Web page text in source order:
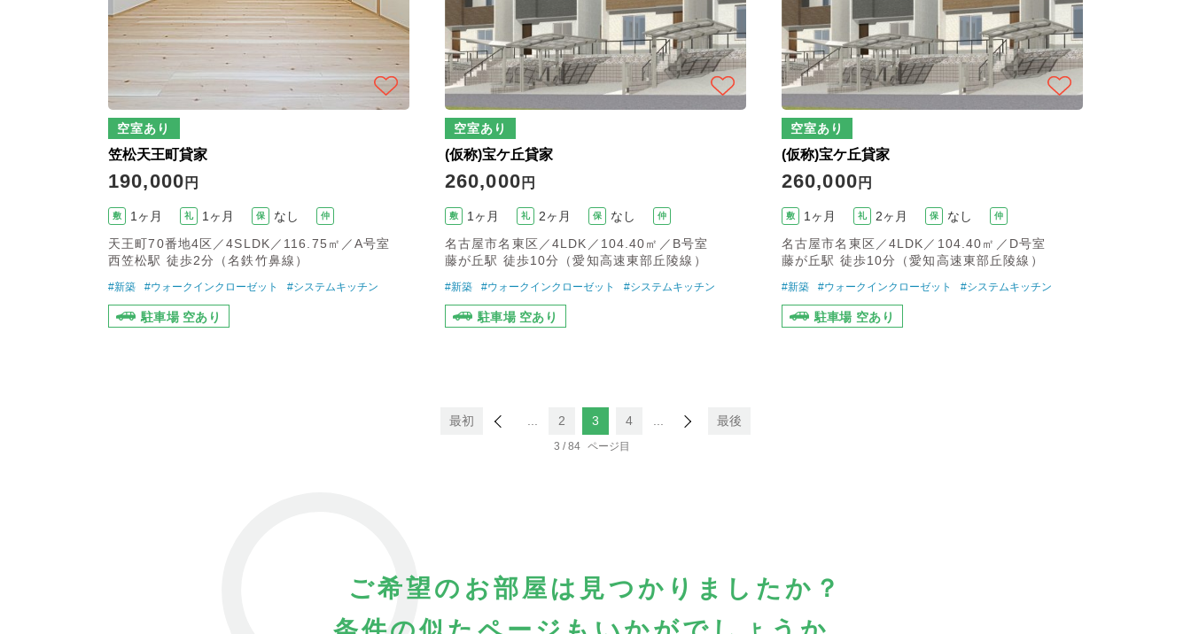
空室あり
笠松天王町貸家
190,000 円
敷 1ヶ月 礼 1ヶ月 保 なし 仲
天王町70番地4区／4SLDK／116.75㎡／A号室
西笠松駅 徒歩2分（名鉄竹鼻線）
#新築 #ウォークインクローゼット #システムキッチン
駐車場 空あり
空室あり
(仮称)宝ケ丘貸家
260,000 円
敷 1ヶ月 礼 2ヶ月 保 なし 仲
名古屋市名東区／4LDK／104.40㎡／B号室
藤が丘駅 徒歩10分（愛知高速東部丘陵線）
#新築 #ウォークインクローゼット #システムキッチン
駐車場 空あり
空室あり
(仮称)宝ケ丘貸家
260,000 円
敷 1ヶ月 礼 2ヶ月 保 なし 仲
名古屋市名東区／4LDK／104.40㎡／D号室
藤が丘駅 徒歩10分（愛知高速東部丘陵線）
#新築 #ウォークインクローゼット #システムキッチン
駐車場 空あり
3 / 84
最初 2 3 4 最後
ご希望のお部屋は見つかりましたか？